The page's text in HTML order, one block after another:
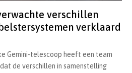
verschillen
verklaard
Gemini-telescoop heeft een team
de verschillen in samenstelling